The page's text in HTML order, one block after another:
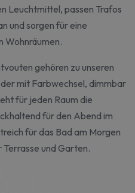
Leuchtmittel, passen Trafos
und sorgen für eine
Wohnräumen.
gehören zu unseren
mit Farbwechsel, dimmbar
für jeden Raum die
für den Abend im
für das Bad am Morgen
und Garten.